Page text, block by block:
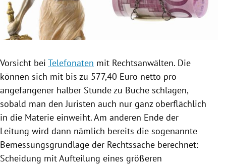
Untermenü
Untermenü
Untermenü
Vorsicht bei Telefonaten mit Rechtsanwälten. Die
können sich mit bis zu 577,40 Euro netto pro
angefangener halber Stunde zu Buche schlagen,
sobald man den Juristen auch nur ganz oberflächlich
in die Materie einweiht. Am anderen Ende der
Leitung wird dann nämlich bereits die sogenannte
Bemessungsgrundlage der Rechtssache berechnet:
Scheidung mit Aufteilung eines größeren